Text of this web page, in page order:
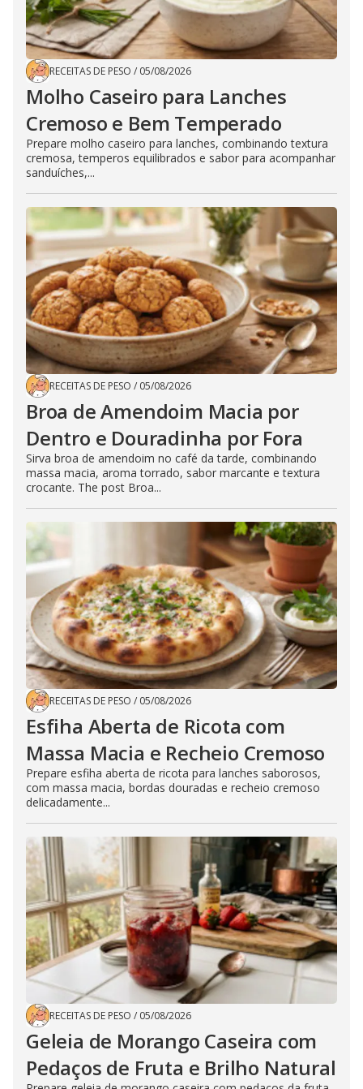
RECEITAS DE PESO / 05/08/2026
Molho Caseiro para Lanches
Cremoso e Bem Temperado
Prepare molho caseiro para lanches, combinando textura
cremosa, temperos equilibrados e sabor para acompanhar
sanduíches,...
RECEITAS DE PESO / 05/08/2026
Broa de Amendoim Macia por
Dentro e Douradinha por Fora
Sirva broa de amendoim no café da tarde, combinando
massa macia, aroma torrado, sabor marcante e textura
crocante. The post Broa...
RECEITAS DE PESO / 05/08/2026
Esfiha Aberta de Ricota com
Massa Macia e Recheio Cremoso
Prepare esfiha aberta de ricota para lanches saborosos,
com massa macia, bordas douradas e recheio cremoso
delicadamente...
RECEITAS DE PESO / 05/08/2026
Geleia de Morango Caseira com
Pedaços de Fruta e Brilho Natural